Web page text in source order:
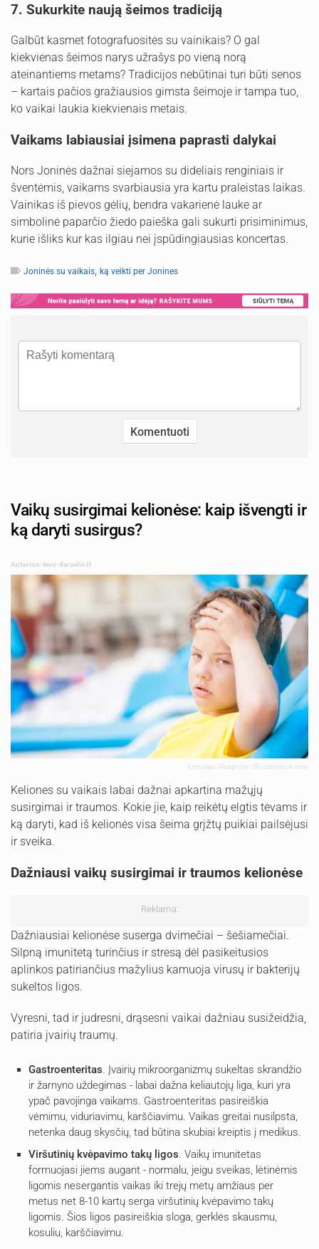
7. Sukurkite naują šeimos tradiciją
Galbūt kasmet fotografuositės su vainikais? O gal
kiekvienas šeimos narys užrašys po vieną norą
ateinantiems metams? Tradicijos nebūtinai turi būti senos
– kartais pačios gražiausios gimsta šeimoje ir tampa tuo,
ko vaikai laukia kiekvienais metais.
Vaikams labiausiai įsimena paprasti dalykai
Nors Joninės dažnai siejamos su dideliais renginiais ir
šventėmis, vaikams svarbiausia yra kartu praleistas laikas.
Vainikas iš pievos gėlių, bendra vakarienė lauke ar
simbolinė paparčio žiedo paieška gali sukurti prisiminimus,
kurie išliks kur kas ilgiau nei įspūdingiausias koncertas.
Joninės su vaikais, ką veikti per Jonines
Vaikų susirgimai kelionėse: kaip išvengti ir
ką daryti susirgus?
Autorius: tevu-darzelis.lt
Ermolaev Alexander | Shutterstock.com
Keliones su vaikais labai dažnai apkartina mažųjų
susirgimai ir traumos. Kokie jie, kaip reikėtų elgtis tėvams ir
ką daryti, kad iš kelionės visa šeima grįžtų puikiai pailsėjusi
ir sveika.
Dažniausi vaikų susirgimai ir traumos kelionėse
Reklama:
Dažniausiai kelionėse suserga dvimečiai – šešiamečiai.
Silpną imunitetą turinčius ir stresą dėl pasikeitusios
aplinkos patiriančius mažylius kamuoja virusų ir bakterijų
sukeltos ligos.
Vyresni, tad ir judresni, drąsesni vaikai dažniau susižeidžia,
patiria įvairių traumų.
Gastroenteritas. Įvairių mikroorganizmų sukeltas skrandžio
ir žarnyno uždegimas - labai dažna keliautojų liga, kuri yra
ypač pavojinga vaikams. Gastroenteritas pasireiškia
vėmimu, viduriavimu, karščiavimu. Vaikas greitai nusilpsta,
netenka daug skysčių, tad būtina skubiai kreiptis į medikus.
Viršutinių kvėpavimo takų ligos. Vaikų imunitetas
formuojasi jiems augant - normalu, jeigu sveikas, lėtinėmis
ligomis nesergantis vaikas iki trejų metų amžiaus per
metus net 8-10 kartų serga viršutinių kvėpavimo takų
ligomis. Šios ligos pasireiškia sloga, gerklės skausmu,
kosuliu, karščiavimu.